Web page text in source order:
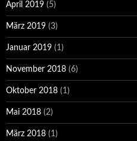
April 2019 (5)
März 2019 (3)
Januar 2019 (1)
November 2018 (6)
Oktober 2018 (1)
Mai 2018 (2)
März 2018 (1)